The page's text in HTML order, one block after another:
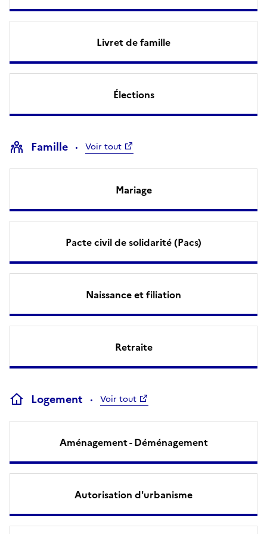
Livret de famille
Élections
Famille Voir tout
Mariage
Pacte civil de solidarité (Pacs)
Naissance et filiation
Retraite
Logement Voir tout
Aménagement - Déménagement
Autorisation d'urbanisme